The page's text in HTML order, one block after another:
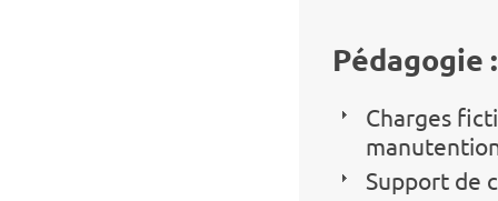
Pédagogie :
Charges
Support de